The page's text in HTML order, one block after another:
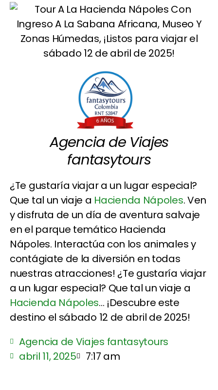
Agencia de Viajes
fantasytours
¿Te gustaría viajar a un lugar especial?
Que tal un viaje a Hacienda Nápoles. Ven
y disfruta de un día de aventura salvaje
en el parque temático Hacienda
Nápoles. Interactúa con los animales y
contágiate de la diversión en todas
nuestras atracciones! ¿Te gustaría viajar
a un lugar especial? Que tal un viaje a
Hacienda Nápoles... ¡Descubre este
destino el sábado 12 de abril de 2025!
Agencia de Viajes fantasytours
abril 11, 2025
7:17 am